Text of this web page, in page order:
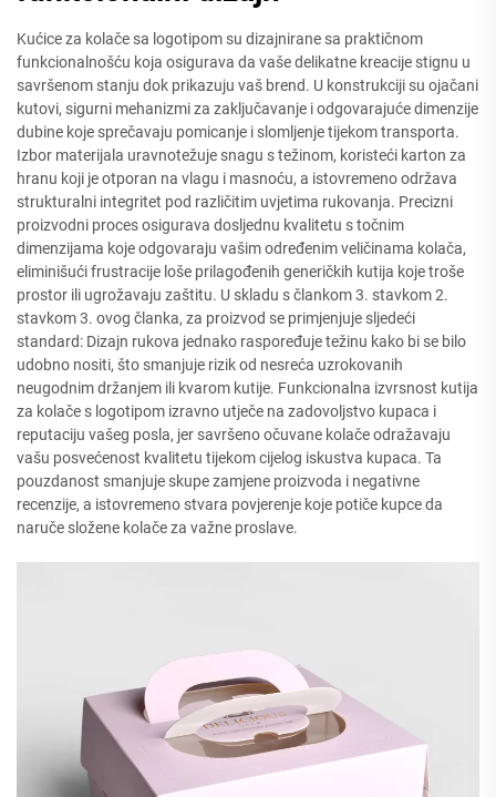
Kućice za kolače sa logotipom su dizajnirane sa praktičnom
funkcionalnošću koja osigurava da vaše delikatne kreacije stignu u
savršenom stanju dok prikazuju vaš brend. U konstrukciji su ojačani
kutovi, sigurni mehanizmi za zaključavanje i odgovarajuće dimenzije
dubine koje sprečavaju pomicanje i slomljenje tijekom transporta.
Izbor materijala uravnotežuje snagu s težinom, koristeći karton za
hranu koji je otporan na vlagu i masnoću, a istovremeno održava
strukturalni integritet pod različitim uvjetima rukovanja. Precizni
proizvodni proces osigurava dosljednu kvalitetu s točnim
dimenzijama koje odgovaraju vašim određenim veličinama kolača,
eliminišući frustracije loše prilagođenih generičkih kutija koje troše
prostor ili ugrožavaju zaštitu. U skladu s člankom 3. stavkom 2.
stavkom 3. ovog članka, za proizvod se primjenjuje sljedeći
standard: Dizajn rukova jednako raspoređuje težinu kako bi se bilo
udobno nositi, što smanjuje rizik od nesreća uzrokovanih
neugodnim držanjem ili kvarom kutije. Funkcionalna izvrsnost kutija
za kolače s logotipom izravno utječe na zadovoljstvo kupaca i
reputaciju vašeg posla, jer savršeno očuvane kolače odražavaju
vašu posvećenost kvalitetu tijekom cijelog iskustva kupaca. Ta
pouzdanost smanjuje skupe zamjene proizvoda i negativne
recenzije, a istovremeno stvara povjerenje koje potiče kupce da
naruče složene kolače za važne proslave.